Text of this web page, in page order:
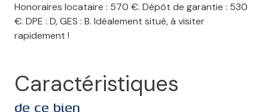
Honoraires locataire : 570 €. Dépôt de garantie : 530
€. DPE : D, GES : B. Idéalement situé, à visiter
rapidement !
Caractéristiques
de ce bien